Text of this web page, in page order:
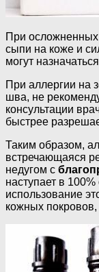
При
сыпи на коже и
могут
При аллергии на
шва, не
консультации
быстрее
Таким образом,
встречающаяся
недугом с
наступает в
использование
кожных покровов,